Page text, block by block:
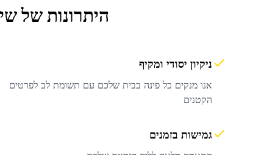
היתרונות של
ניקיון יסודי ומקיף
אנו מנקים כל פינה בבית שלכם עם תשומת לב לפרטים
הקטנים
גמישות בזמנים